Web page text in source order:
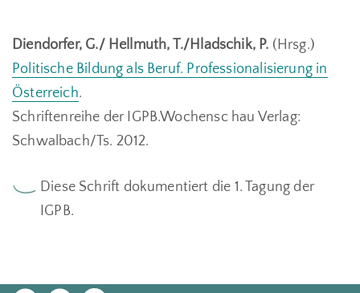
Diendorfer, G./ Hellmuth, T./Hladschik, P. (Hrsg.)
Politische Bildung als Beruf. Professionalisierung in
Österreich.
Schriftenreihe der IGPB.Wochensc hau Verlag:
Schwalbach/Ts. 2012.
Diese Schrift dokumentiert die 1. Tagung der
IGPB.